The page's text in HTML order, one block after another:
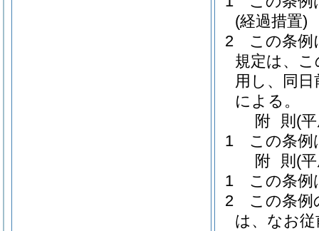
(経過措置)
2
この条例
規定は、
用し、同
による。
附 則 (
1
この条例
附 則 (
1
この条例
2
この条
は、なお